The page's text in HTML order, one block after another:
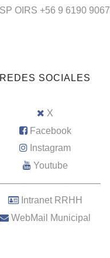
OIRS +56 9 6190 9067
REDES SOCIALES
X
Facebook
Instagram
Youtube
Intranet RRHH
WebMail Municipal